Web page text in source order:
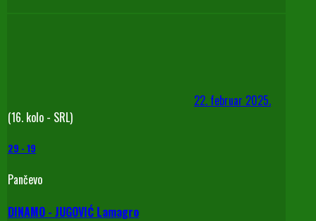
22. februar 2025.
(16. kolo - SRL)
29 - 19
Pančevo
DINAMO - JUGOVIĆ Lamagro